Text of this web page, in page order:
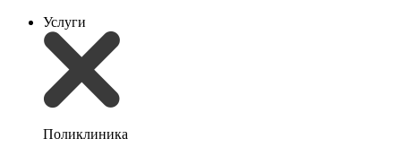
Услуги
Поликлиника